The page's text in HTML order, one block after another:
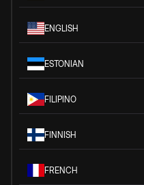
ENGLISH
ESTONIAN
FILIPINO
FINNISH
FRENCH